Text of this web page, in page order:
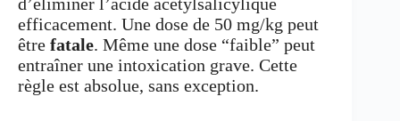
efficacement. Une dose de 50 mg/kg peut
être fatale. Même une dose “faible” peut
entraîner une intoxication grave. Cette
règle est absolue, sans exception.